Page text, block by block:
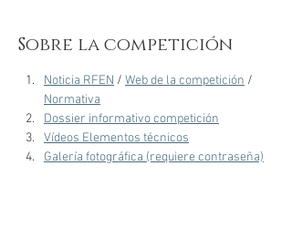
Sobre la competición
Noticia RFEN / Web de la competición /
Normativa
Dossier informativo competición
Vídeos Elementos técnicos
Galería fotográfica (requiere contraseña)